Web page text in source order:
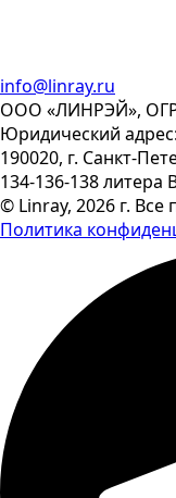
info@linray.ru
ООО «ЛИНРЭЙ»,
Юридический адрес:
190020, г. Санкт-
134-136-138
© Linray, 2026 г.
Политика